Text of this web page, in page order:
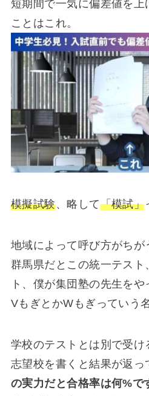
短期間で一気に偏差値を上
ことはこれ。
模擬試験、略して「模試」
地域によって呼び方がちが
群馬県だとこの統一テスト
ト、僕が集団塾の先生をや
VもぎとかWもぎっていう
学校のテストとは別で受け
志望校を書くと結果が返っ
の実力だと合格率は何%で